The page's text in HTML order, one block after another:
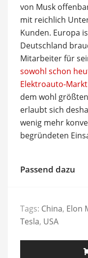
von Musk
mit reichlich
Kunden. Europa
Deutschland
Mitarbeiter für
sowohl schon
Elektroauto-
dem wohl
erlaubt sich
wenig mehr
begründeten
Passend dazu
Tags: China, Elon
Tesla, USA